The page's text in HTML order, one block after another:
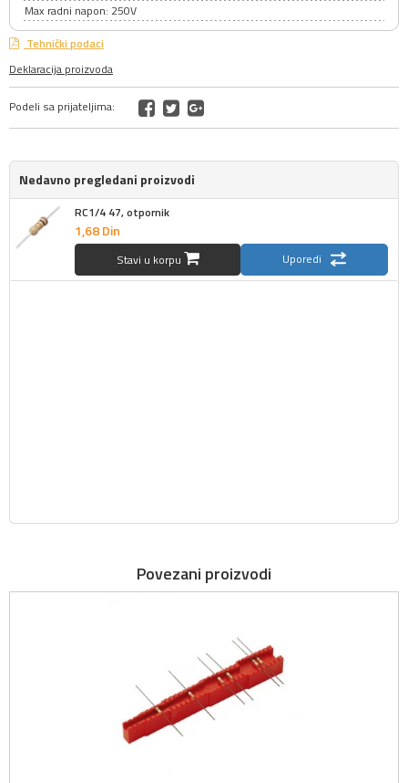
Max radni napon: 250V
Tehnički podaci
Deklaracija proizvoda
Podeli sa prijateljima:
Nedavno pregledani proizvodi
RC1/4 47, otpornik
1,68Din
Stavi u korpu Uporedi
Povezani proizvodi